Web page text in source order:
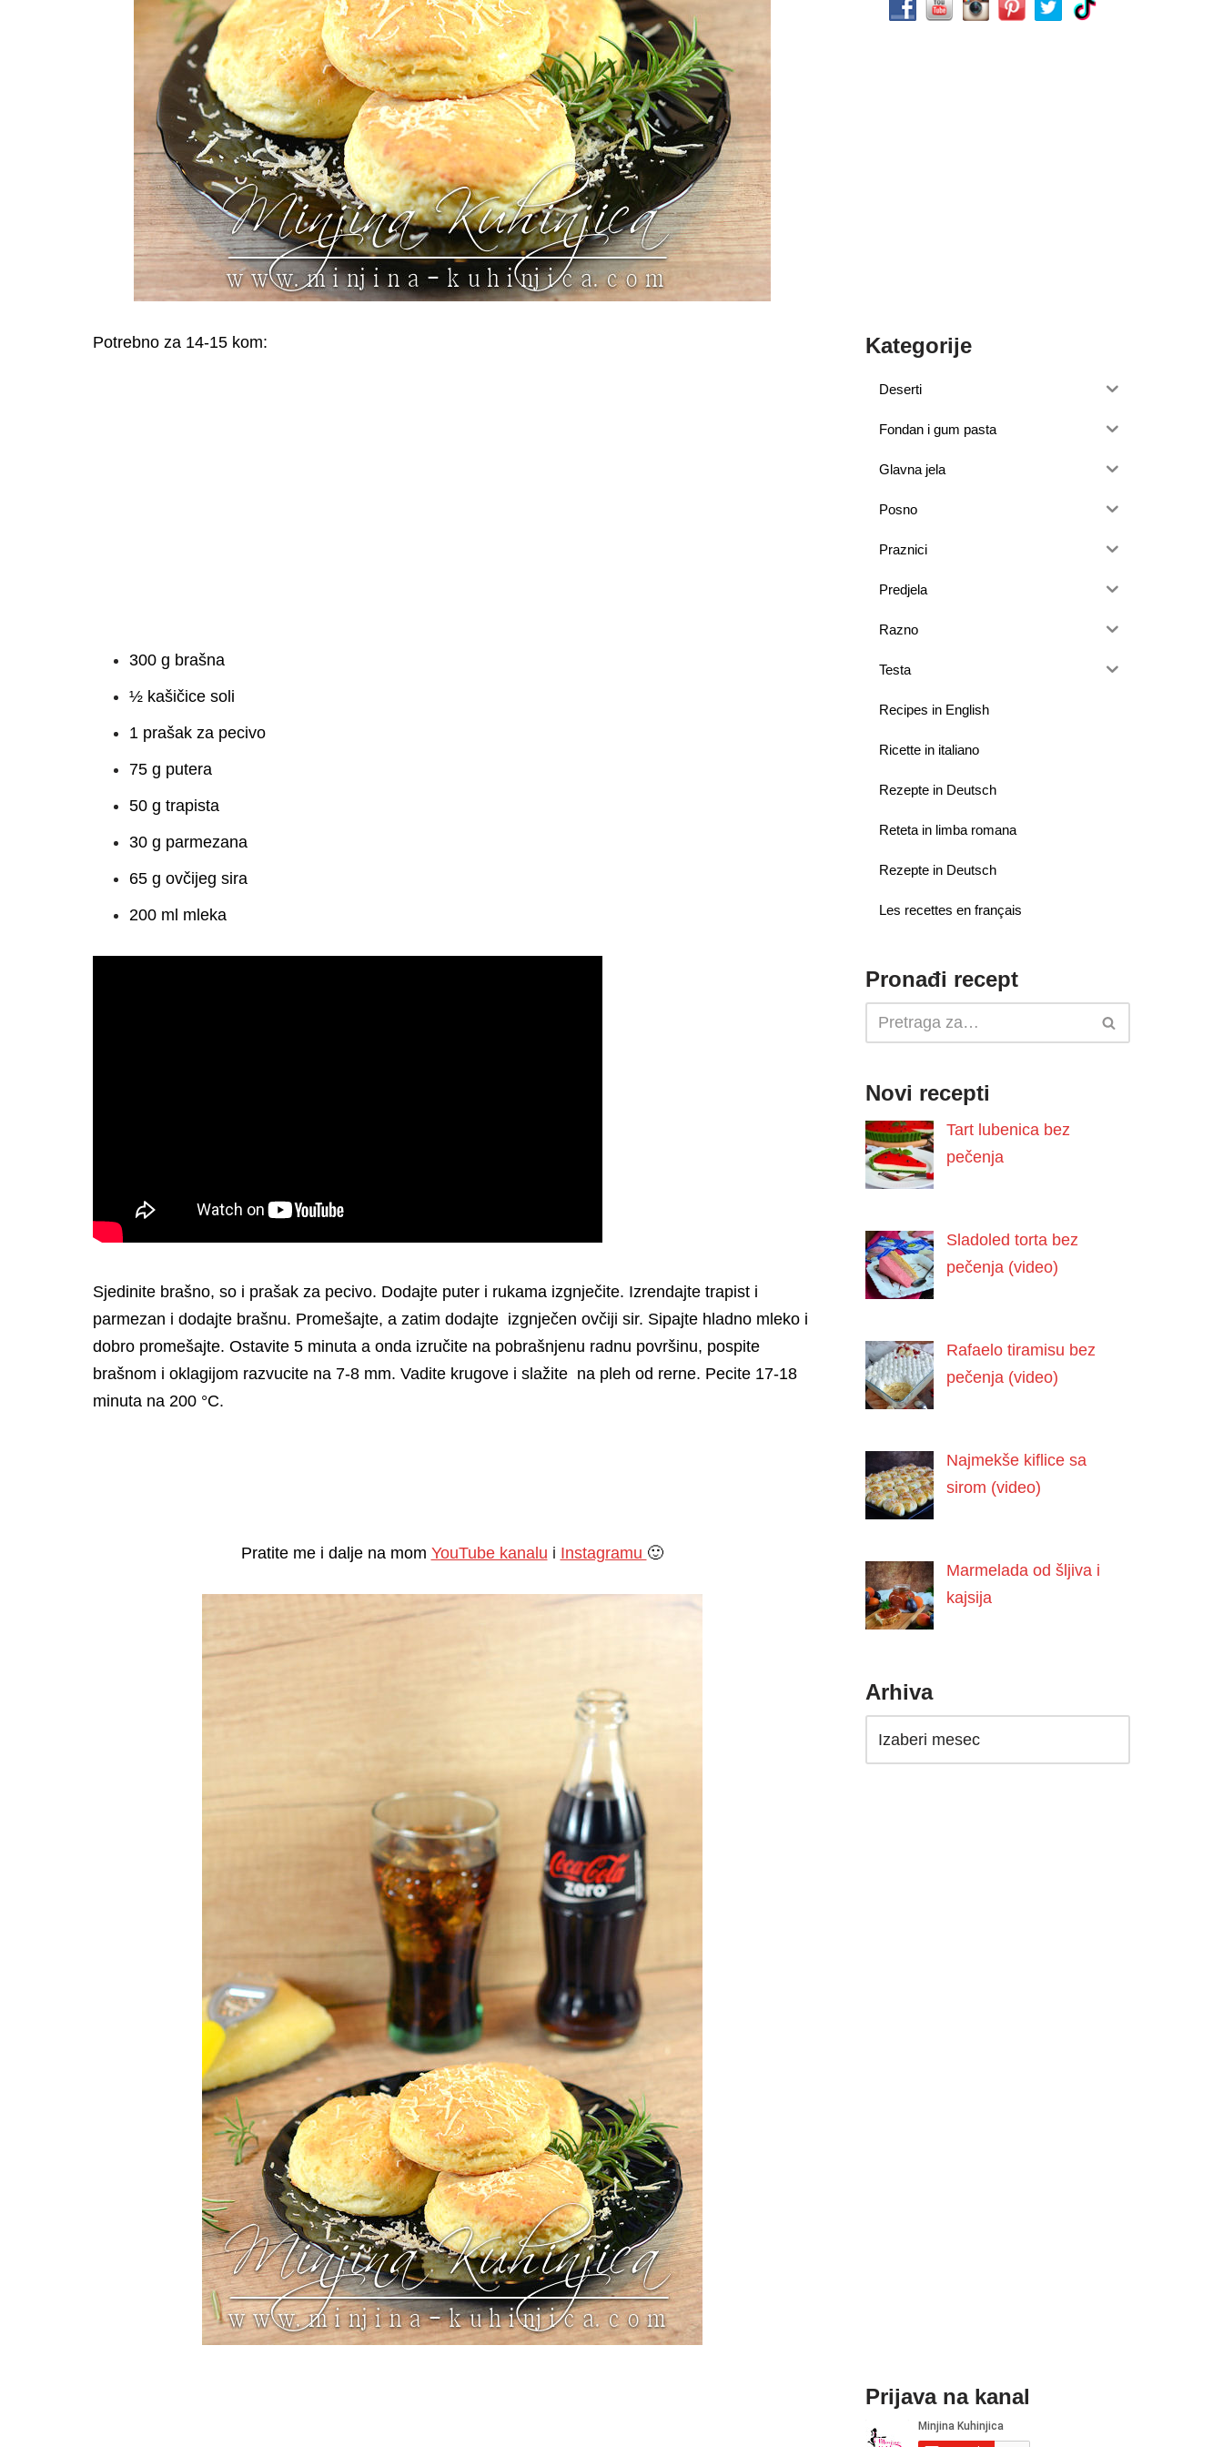
Potrebno za 14-15 kom:
300 g brašna
½ kašičice soli
1 prašak za pecivo
75 g putera
50 g trapista
30 g parmezana
65 g ovčijeg sira
200 ml mleka
Sjedinite brašno, so i prašak za pecivo. Dodajte puter i rukama izgnječite. Izrendajte trapist i
parmezan i dodajte brašnu. Promešajte, a zatim dodajte izgnječen ovčiji sir. Sipajte hladno mleko i
dobro promešajte. Ostavite 5 minuta a onda izručite na pobrašnjenu radnu površinu, pospite
brašnom i oklagijom razvucite na 7-8 mm. Vadite krugove i slažite na pleh od rerne. Pecite 17-18
minuta na 200 °C.
Pratite me i dalje na mom YouTube kanalu i Instagramu 🙂
Kategorije
Deserti
Fondan i gum pasta
Glavna jela
Posno
Praznici
Predjela
Razno
Testa
Recipes in English
Ricette in italiano
Rezepte in Deutsch
Reteta in limba romana
Rezepte in Deutsch
Les recettes en français
Pronađi recept
Novi recepti
Tart lubenica bez
pečenja
Sladoled torta bez
pečenja (video)
Rafaelo tiramisu bez
pečenja (video)
Najmekše kiflice sa
sirom (video)
Marmelada od šljiva i
kajsija
Arhiva
Prijava na kanal